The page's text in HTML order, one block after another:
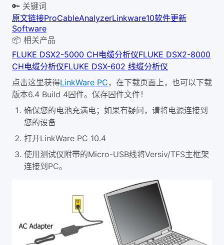
🔑 关键词
原文链接ProCableAnalyzerLinkware10软件更新
Software
📦 相关产品
FLUKE DSX2-5000 CH电缆分析仪FLUKE DSX2-8000
CH电缆分析仪FLUKE DSX-602 线缆分析仪
点击这里获得LinkWare PC，在下载页面上，也可以下载
版本6.4 Build 4固件。保存固件文件！
确保您的电池充满电；如果有疑问，请将电源连接到
您的设备
打开LinkWare PC 10.4
使用测试仪附带的Micro-USB线将Versiv/TFS主框架
连接到PC。